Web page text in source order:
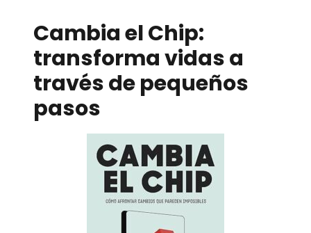
Cambia el Chip:
transforma vidas a
través de pequeños
pasos